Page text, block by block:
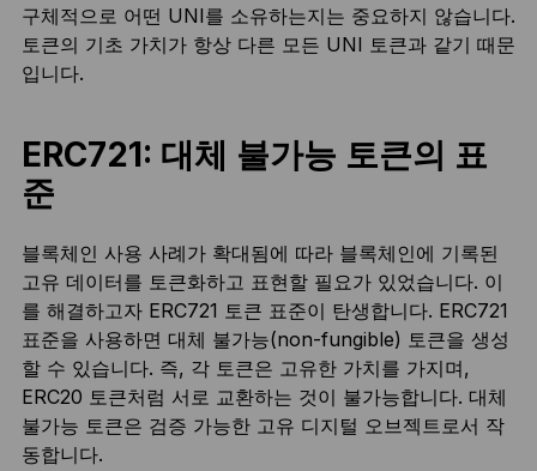
구체적으로 어떤 UNI를 소유하는지는 중요하지 않습니다.
토큰의 기초 가치가 항상 다른 모든 UNI 토큰과 같기 때문
입니다.
ERC721: 대체 불가능 토큰의 표
준
블록체인 사용 사례가 확대됨에 따라 블록체인에 기록된
고유 데이터를 토큰화하고 표현할 필요가 있었습니다. 이
를 해결하고자 ERC721 토큰 표준이 탄생합니다. ERC721
표준을 사용하면 대체 불가능(non-fungible) 토큰을 생성
할 수 있습니다. 즉, 각 토큰은 고유한 가치를 가지며,
ERC20 토큰처럼 서로 교환하는 것이 불가능합니다. 대체
불가능 토큰은 검증 가능한 고유 디지털 오브젝트로서 작
동합니다.